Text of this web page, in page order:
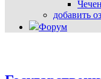
добавить
Форум